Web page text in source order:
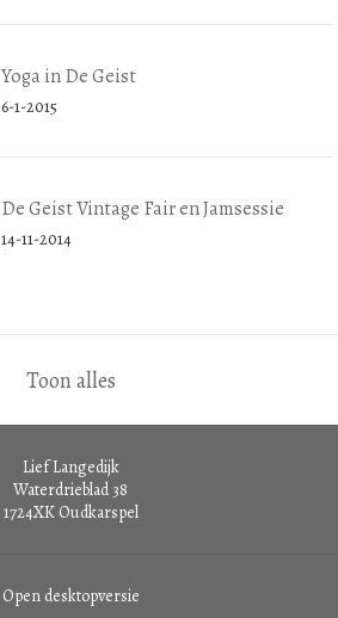
Yoga in De Geist
6-1-2015
De Geist Vintage Fair en Jamsessie
14-11-2014
Toon alles
Lief Langedijk
Waterdrieblad 38
1724XK Oudkarspel
Open desktopversie